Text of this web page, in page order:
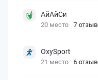
АйАйСи
20 место 7
OxySport
21 место 6